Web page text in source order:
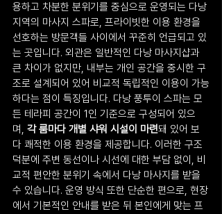
용하고 차분한 분위기를 중심으로 운영되는 다낭
지역의 마사지 스파로, 프라이빗한 이용 환경을
선호하는 방문객들 사이에서 꾸준히 언급되고 있
는 곳입니다. 외관은 일반적인 다낭 마사지샵과
큰 차이가 없지만, 내부는 개인 공간을 중시한 구
조로 설계되어 있어 비교적 독립적인 이용이 가능
하다는 점이 특징입니다. 다낭 풍투이 스파는 모
든 테라피 공간이 1인 기준으로 구성되어 있으
며, 각 룸마다 개별 샤워 시설이 마련돼 있어 보
다 쾌적한 이용 환경을 제공합니다. 이러한 구조
덕분에 주변 동선이나 시선에 대한 부담 없이, 비
교적 편안한 분위기 속에서 다낭 마사지를 받을
수 있습니다. 운영 방식 또한 단순한 편으로, 현장
에서 기본적인 안내를 받은 뒤 본인에게 맞는 프